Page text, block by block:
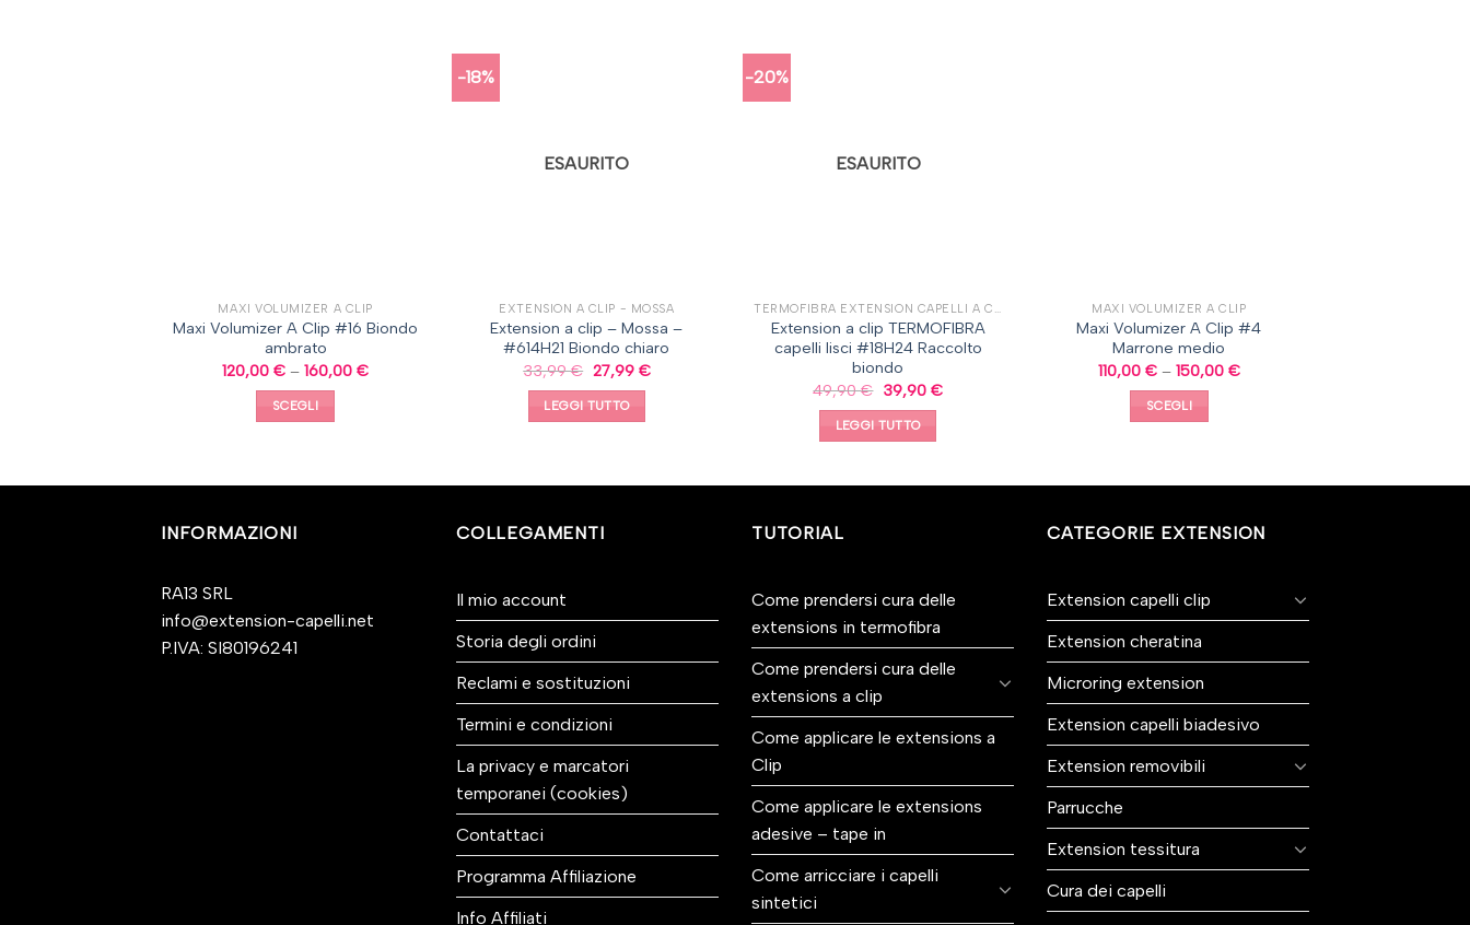
MAXI VOLUMIZER A CLIP
Maxi Volumizer A Clip #16 Biondo
ambrato
120,00€ –160,00€
SCEGLI
-18%
ESAURITO
EXTENSION A CLIP - MOSSA
Extension a clip – Mossa –
#614H21 Biondo chiaro
33,99€ 27,99 €
LEGGI TUTTO
-20%
ESAURITO
Extension a clip TERMOFIBRA
capelli lisci #18H24 Raccolto
biondo
49,90€ 39,90 €
LEGGI TUTTO
MAXI VOLUMIZER A CLIP
Maxi Volumizer A Clip #4
Marrone medio
110,00 €– 150,00 €
SCEGLI
INFORMAZIONI
RA13 SRL
info@extension-capelli.net
P.IVA: SI80196241
COLLEGAMENTI
Il mio account
Storia degli ordini
Reclami e sostituzioni
Termini e condizioni
La privacy e marcatori
temporanei (cookies)
Contattaci
Programma Affiliazione
Info Affiliati
TUTORIAL
Come prendersi cura delle
extensions in termofibra
Come prendersi cura delle
extensions a clip
Come applicare le extensions a
Clip
Come applicare le extensions
adesive – tape in
Come arricciare i capelli
sintetici
CATEGORIE EXTENSION
Extension capelli clip
Extension cheratina
Microring extension
Extension capelli biadesivo
Extension removibili
Parrucche
Extension tessitura
Cura dei capelli